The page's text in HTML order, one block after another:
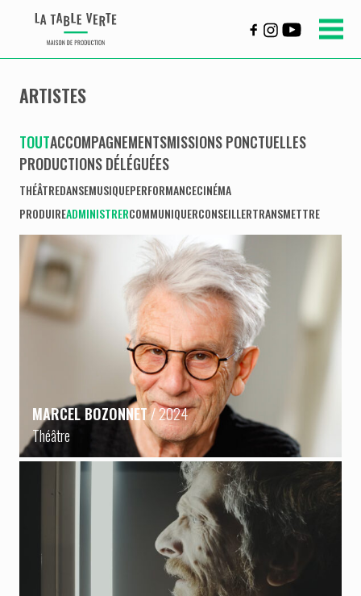
ARTISTES
TOUTACCOMPAGNEMENTSMISSIONS PONCTUELLES
PRODUCTIONS DÉLÉGUÉES
THÉÂTREDANSEMUSIQUEPERFORMANCECINÉMA
PRODUIREADMINISTRERCOMMUNIQUERCONSEILLERTRANSMETTRE
MARCEL BOZONNET/ 2024
Théâtre